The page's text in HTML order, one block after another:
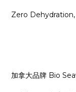
Zero
加拿大品牌 Bio